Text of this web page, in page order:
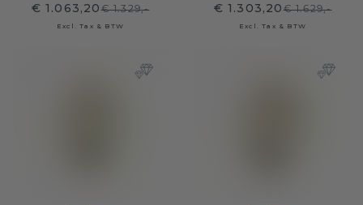
€ 1.063,20€ 1.329,-
Excl. Tax & BTW
€ 1.303,20€ 1.629,-
Excl. Tax & BTW